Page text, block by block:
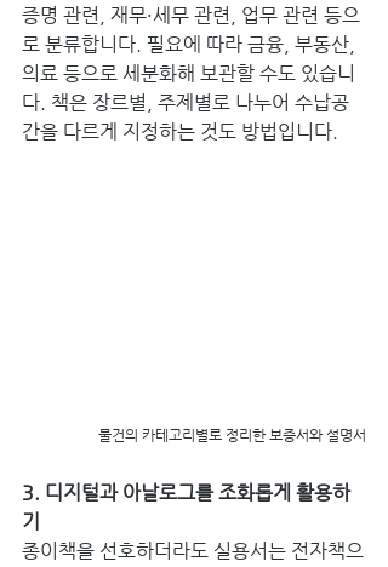
증명 관련, 재무·세무 관련, 업무 관련 등으
로 분류합니다. 필요에 따라 금융, 부동산,
의료 등으로 세분화해 보관할 수도 있습니
다. 책은 장르별, 주제별로 나누어 수납공
간을 다르게 지정하는 것도 방법입니다.
물건의 카테고리별로 정리한 보증서와 설명서
3. 디지털과 아날로그를 조화롭게 활용하
기
종이책을 선호하더라도 실용서는 전자책으